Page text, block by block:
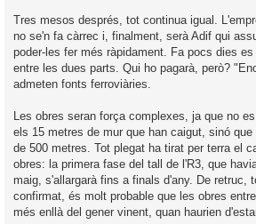
Tres mesos després, tot continua igual.
no se'n fa càrrec i, finalment, serà Adif qui
poder-les fer més ràpidament. Fa pocs dies
entre les dues parts. Qui ho pagarà, però?
admeten fonts ferroviàries.
Les obres seran força complexes, ja que no
els 15 metres de mur que han caigut, sinó
de 500 metres. Tot plegat ha tirat per terra el
obres: la primera fase del tall de l'R3, que
maig, s'allargarà fins a finals d'any. De retruc,
confirmat, és molt probable que les obres
més enllà del gener vinent, quan haurien